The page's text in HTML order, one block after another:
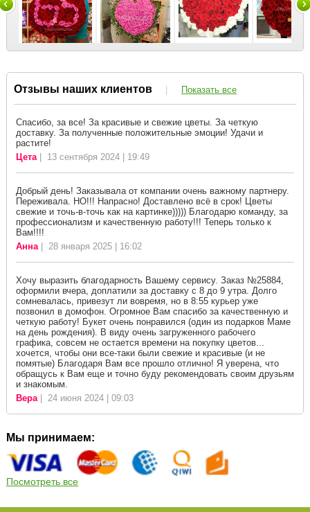
Отзывы наших клиентов | Показать все
Спасибо, за все! За красивые и свежие цветы. За четкую
доставку. За полученные положительные эмоции! Удачи и
растите!
Цета| 13 сентября 2024 | 19:49
Добрый день! Заказывала от компании очень важному партнеру.
Переживала. НО!!! Напрасно! Доставлено всё в срок! Цветы
свежие и точь-в-точь как на картинке))))) Благодарю команду, за
профессионализм и качественную работу!!! Теперь только к
Вам!!!!
Анна| 28 января 2025 | 16:02
Хочу выразить благодарность Вашему сервису. Заказ №25884,
оформили вчера, доплатили за доставку с 8 до 9 утра. Долго
сомневалась, привезут ли вовремя, но в 8:55 курьер уже
позвонил в домофон. Огромное Вам спасибо за качественную и
четкую работу! Букет очень понравился (один из подарков Маме
на день рождения). В виду очень загруженного рабочего
графика, совсем не остается времени на покупку цветов...
хочется, чтобы они все-таки были свежие и красивые (и не
помятые) Благодаря Вам все прошло отлично! Я уверена, что
обращусь к Вам еще и точно буду рекомендовать своим друзьям
и знакомым.
Вера| 24 июня 2024 | 09:03
Мы принимаем:
Посмотреть все